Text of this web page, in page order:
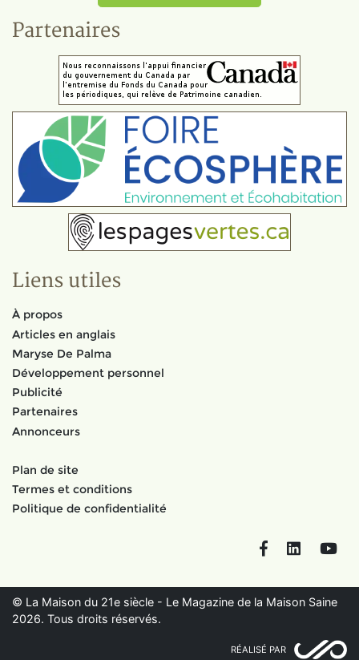
Partenaires
Liens utiles
À propos
Articles en anglais
Maryse De Palma
Développement personnel
Publicité
Partenaires
Annonceurs
Plan de site
Termes et conditions
Politique de confidentialité
FacebookLinkedIn
© La Maison du 21e siècle - Le Magazine de la Maison Saine
2026. Tous droits réservés.
RÉALISÉ PAR